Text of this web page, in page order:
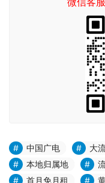
注意：申请页面